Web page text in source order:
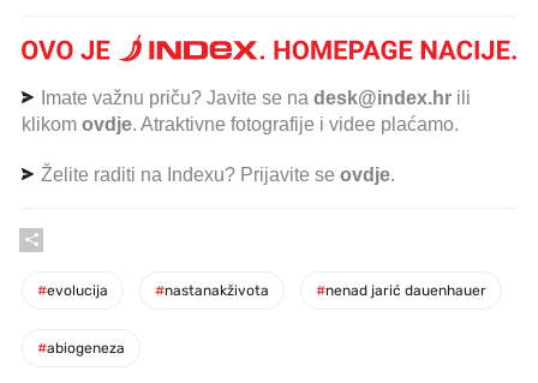
Imate važnu priču? Javite se na desk@index.hr ili
klikom ovdje. Atraktivne fotografije i videe plaćamo.
Želite raditi na Indexu? Prijavite se ovdje.
#evolucija #nastanakživota #nenad jarić dauenhauer
#abiogeneza